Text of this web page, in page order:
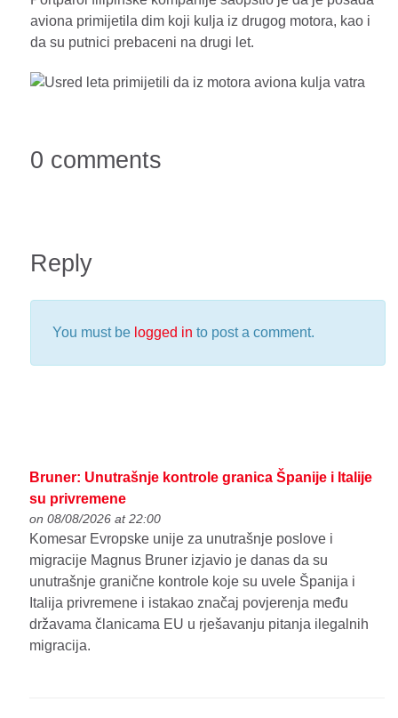
aviona primijetila dim koji kulja iz drugog motora, kao i
da su putnici prebaceni na drugi let.
0 comments
Reply
You must be logged in to post a comment.
Bruner: Unutrašnje kontrole granica Španije i Italije
su privremene
on 08/08/2026 at 22:00
Komesar Evropske unije za unutrašnje poslove i
migracije Magnus Bruner izjavio je danas da su
unutrašnje granične kontrole koje su uvele Španija i
Italija privremene i istakao značaj povjerenja među
državama članicama EU u rješavanju pitanja ilegalnih
migracija.